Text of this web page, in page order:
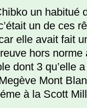
un habitué
un de ces
elle avait fait
hors norme
dont 3 qu’elle
Mont
à la Scott